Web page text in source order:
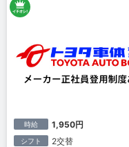
時給 1,950円
シフト 2交替